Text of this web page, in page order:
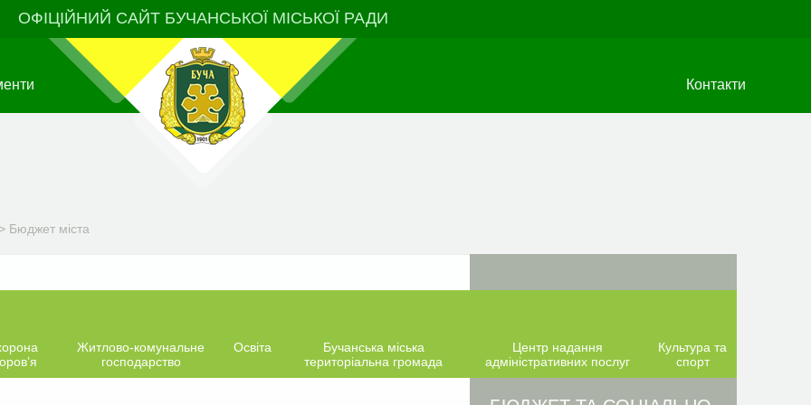
ОФІЦІЙНИЙ САЙТ БУЧАНСЬКОЇ МІСЬКОЇ РАДИ
Контакти
> Бюджет міста
Житлово-комунальне
господарство
Освіта
Бучанська міська
територіальна громада
Центр надання
адміністративних послуг
Культура та
спорт